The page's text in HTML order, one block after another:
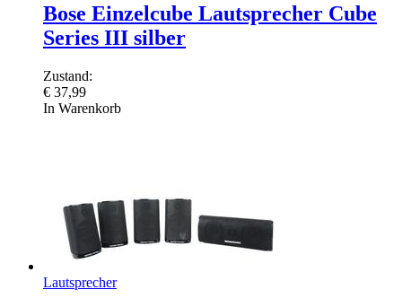
Bose Einzelcube Lautsprecher Cube
Series III silber
Zustand:
€ 37,99
In Warenkorb
Lautsprecher